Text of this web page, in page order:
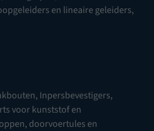
en lineaire geleiders,
, Inpersbevestigers,
voor kunststof en
doorvoertules en